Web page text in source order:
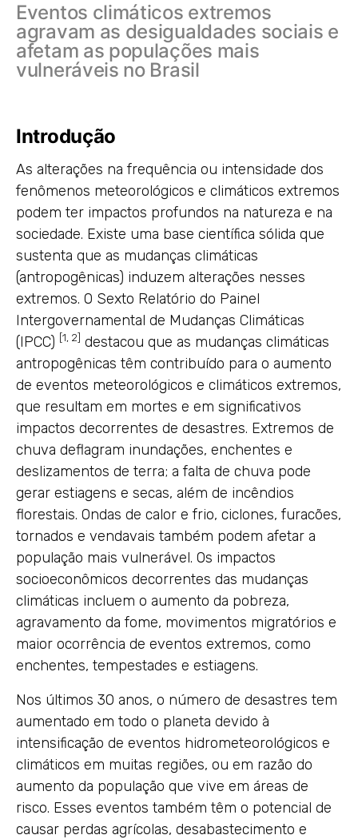
Eventos climáticos extremos
agravam as desigualdades sociais e
afetam as populações mais
vulneráveis no Brasil
Introdução
As alterações na frequência ou intensidade dos
fenômenos meteorológicos e climáticos extremos
podem ter impactos profundos na natureza e na
sociedade. Existe uma base científica sólida que
sustenta que as mudanças climáticas
(antropogênicas) induzem alterações nesses
extremos. O Sexto Relatório do Painel
Intergovernamental de Mudanças Climáticas
(IPCC) [1, 2] destacou que as mudanças climáticas
antropogênicas têm contribuído para o aumento
de eventos meteorológicos e climáticos extremos,
que resultam em mortes e em significativos
impactos decorrentes de desastres. Extremos de
chuva deflagram inundações, enchentes e
deslizamentos de terra; a falta de chuva pode
gerar estiagens e secas, além de incêndios
florestais. Ondas de calor e frio, ciclones, furacões,
tornados e vendavais também podem afetar a
população mais vulnerável. Os impactos
socioeconômicos decorrentes das mudanças
climáticas incluem o aumento da pobreza,
agravamento da fome, movimentos migratórios e
maior ocorrência de eventos extremos, como
enchentes, tempestades e estiagens.
Nos últimos 30 anos, o número de desastres tem
aumentado em todo o planeta devido à
intensificação de eventos hidrometeorológicos e
climáticos em muitas regiões, ou em razão do
aumento da população que vive em áreas de
risco. Esses eventos também têm o potencial de
causar perdas agrícolas, desabastecimento e